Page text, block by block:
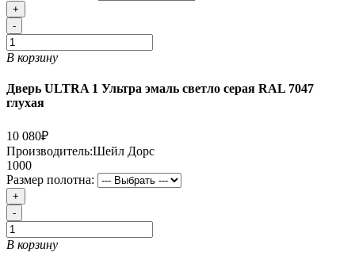
+
-
В корзину
Дверь ULTRA 1 Ультра эмаль светло серая RAL 7047
глухая
10 080₽
Производитель:Шейл Дорс
1000
Размер полотна:
+
-
В корзину